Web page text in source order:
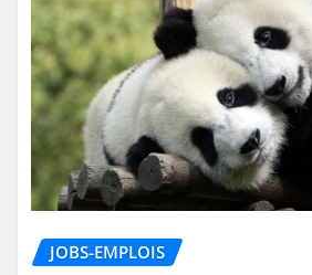
JOBS-EMPLOIS